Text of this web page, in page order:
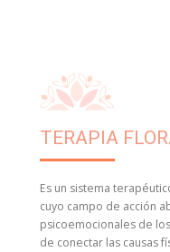
TERAPIA
Es un sistema
cuyo campo de acción
psicoemocionales de
de conectar las causas